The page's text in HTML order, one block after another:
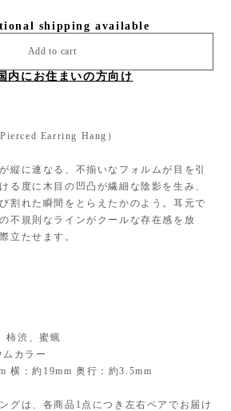
shipping available
Add to cart
内にお住まいの方向け
Earring Hang）
縦に連なる、不揃いなフォルムが目を引
る度に木目の凹凸が繊細な陰影を生み、
割れた瞬間をとらえたかのよう。耳元で
不規則なラインがクールな存在感を放
立たせます。
柿渋、蜜蝋
ムカラー
横：約19mm 奥行：約3.5mm
グは、各商品1点につき左右ペアでお届け